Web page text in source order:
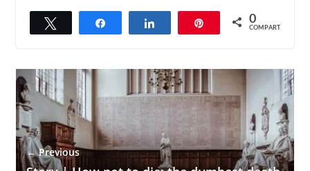
Compartilhar Compartilhar 0
COMPART.
← Previous